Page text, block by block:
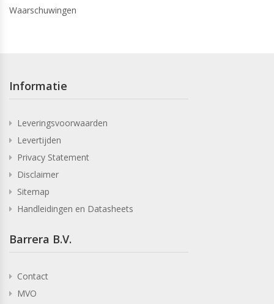
Waarschuwingen
Informatie
Leveringsvoorwaarden
Levertijden
Privacy Statement
Disclaimer
Sitemap
Handleidingen en Datasheets
Barrera B.V.
Contact
MVO